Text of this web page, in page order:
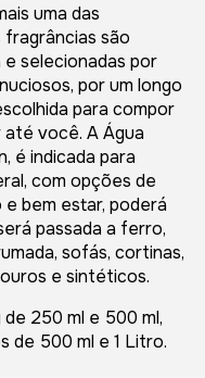
uma das
fragrâncias são
selecionadas por
por um longo
para compor
você. A Água
é indicada para
com opções de
bem estar, poderá
passada a ferro,
sofás, cortinas,
e sintéticos.
250 ml e 500 ml,
de 500 ml e 1 Litro.